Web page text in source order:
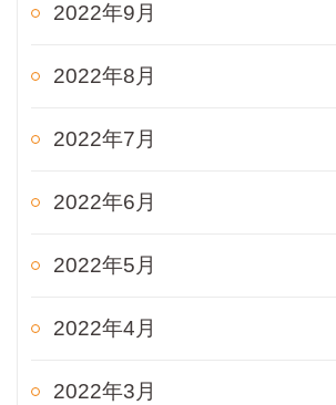
2022年9月
2022年8月
2022年7月
2022年6月
2022年5月
2022年4月
2022年3月